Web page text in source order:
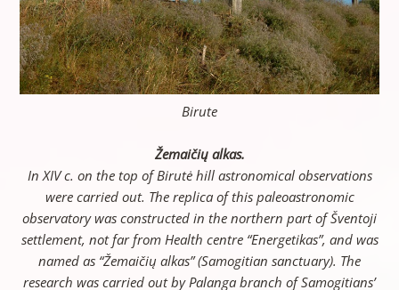
Birute
Žemaičių alkas.
In XIV c. on the top of Birutė hill astronomical observations
were carried out. The replica of this paleoastronomic
observatory was constructed in the northern part of Šventoji
settlement, not far from Health centre “Energetikas”, and was
named as “Žemaičių alkas” (Samogitian sanctuary). The
research was carried out by Palanga branch of Samogitians’